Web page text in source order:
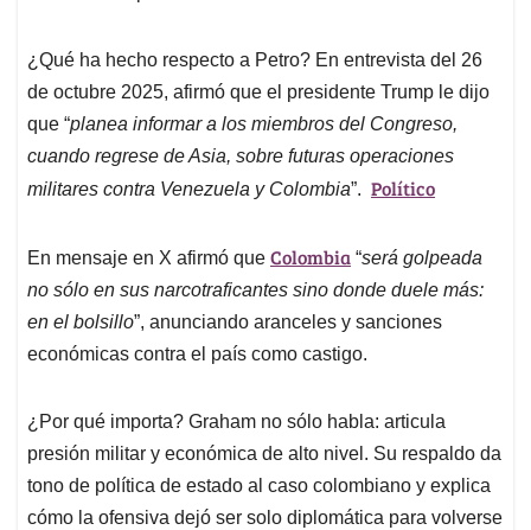
¿Qué ha hecho respecto a Petro? En entrevista del 26
de octubre 2025, afirmó que el presidente Trump le dijo
que “planea informar a los miembros del Congreso,
cuando regrese de Asia, sobre futuras operaciones
militares contra Venezuela y Colombia”. Político
En mensaje en X afirmó que Colombia “será golpeada
no sólo en sus narcotraficantes sino donde duele más:
en el bolsillo”, anunciando aranceles y sanciones
económicas contra el país como castigo.
¿Por qué importa? Graham no sólo habla: articula
presión militar y económica de alto nivel. Su respaldo da
tono de política de estado al caso colombiano y explica
cómo la ofensiva dejó ser solo diplomática para volverse